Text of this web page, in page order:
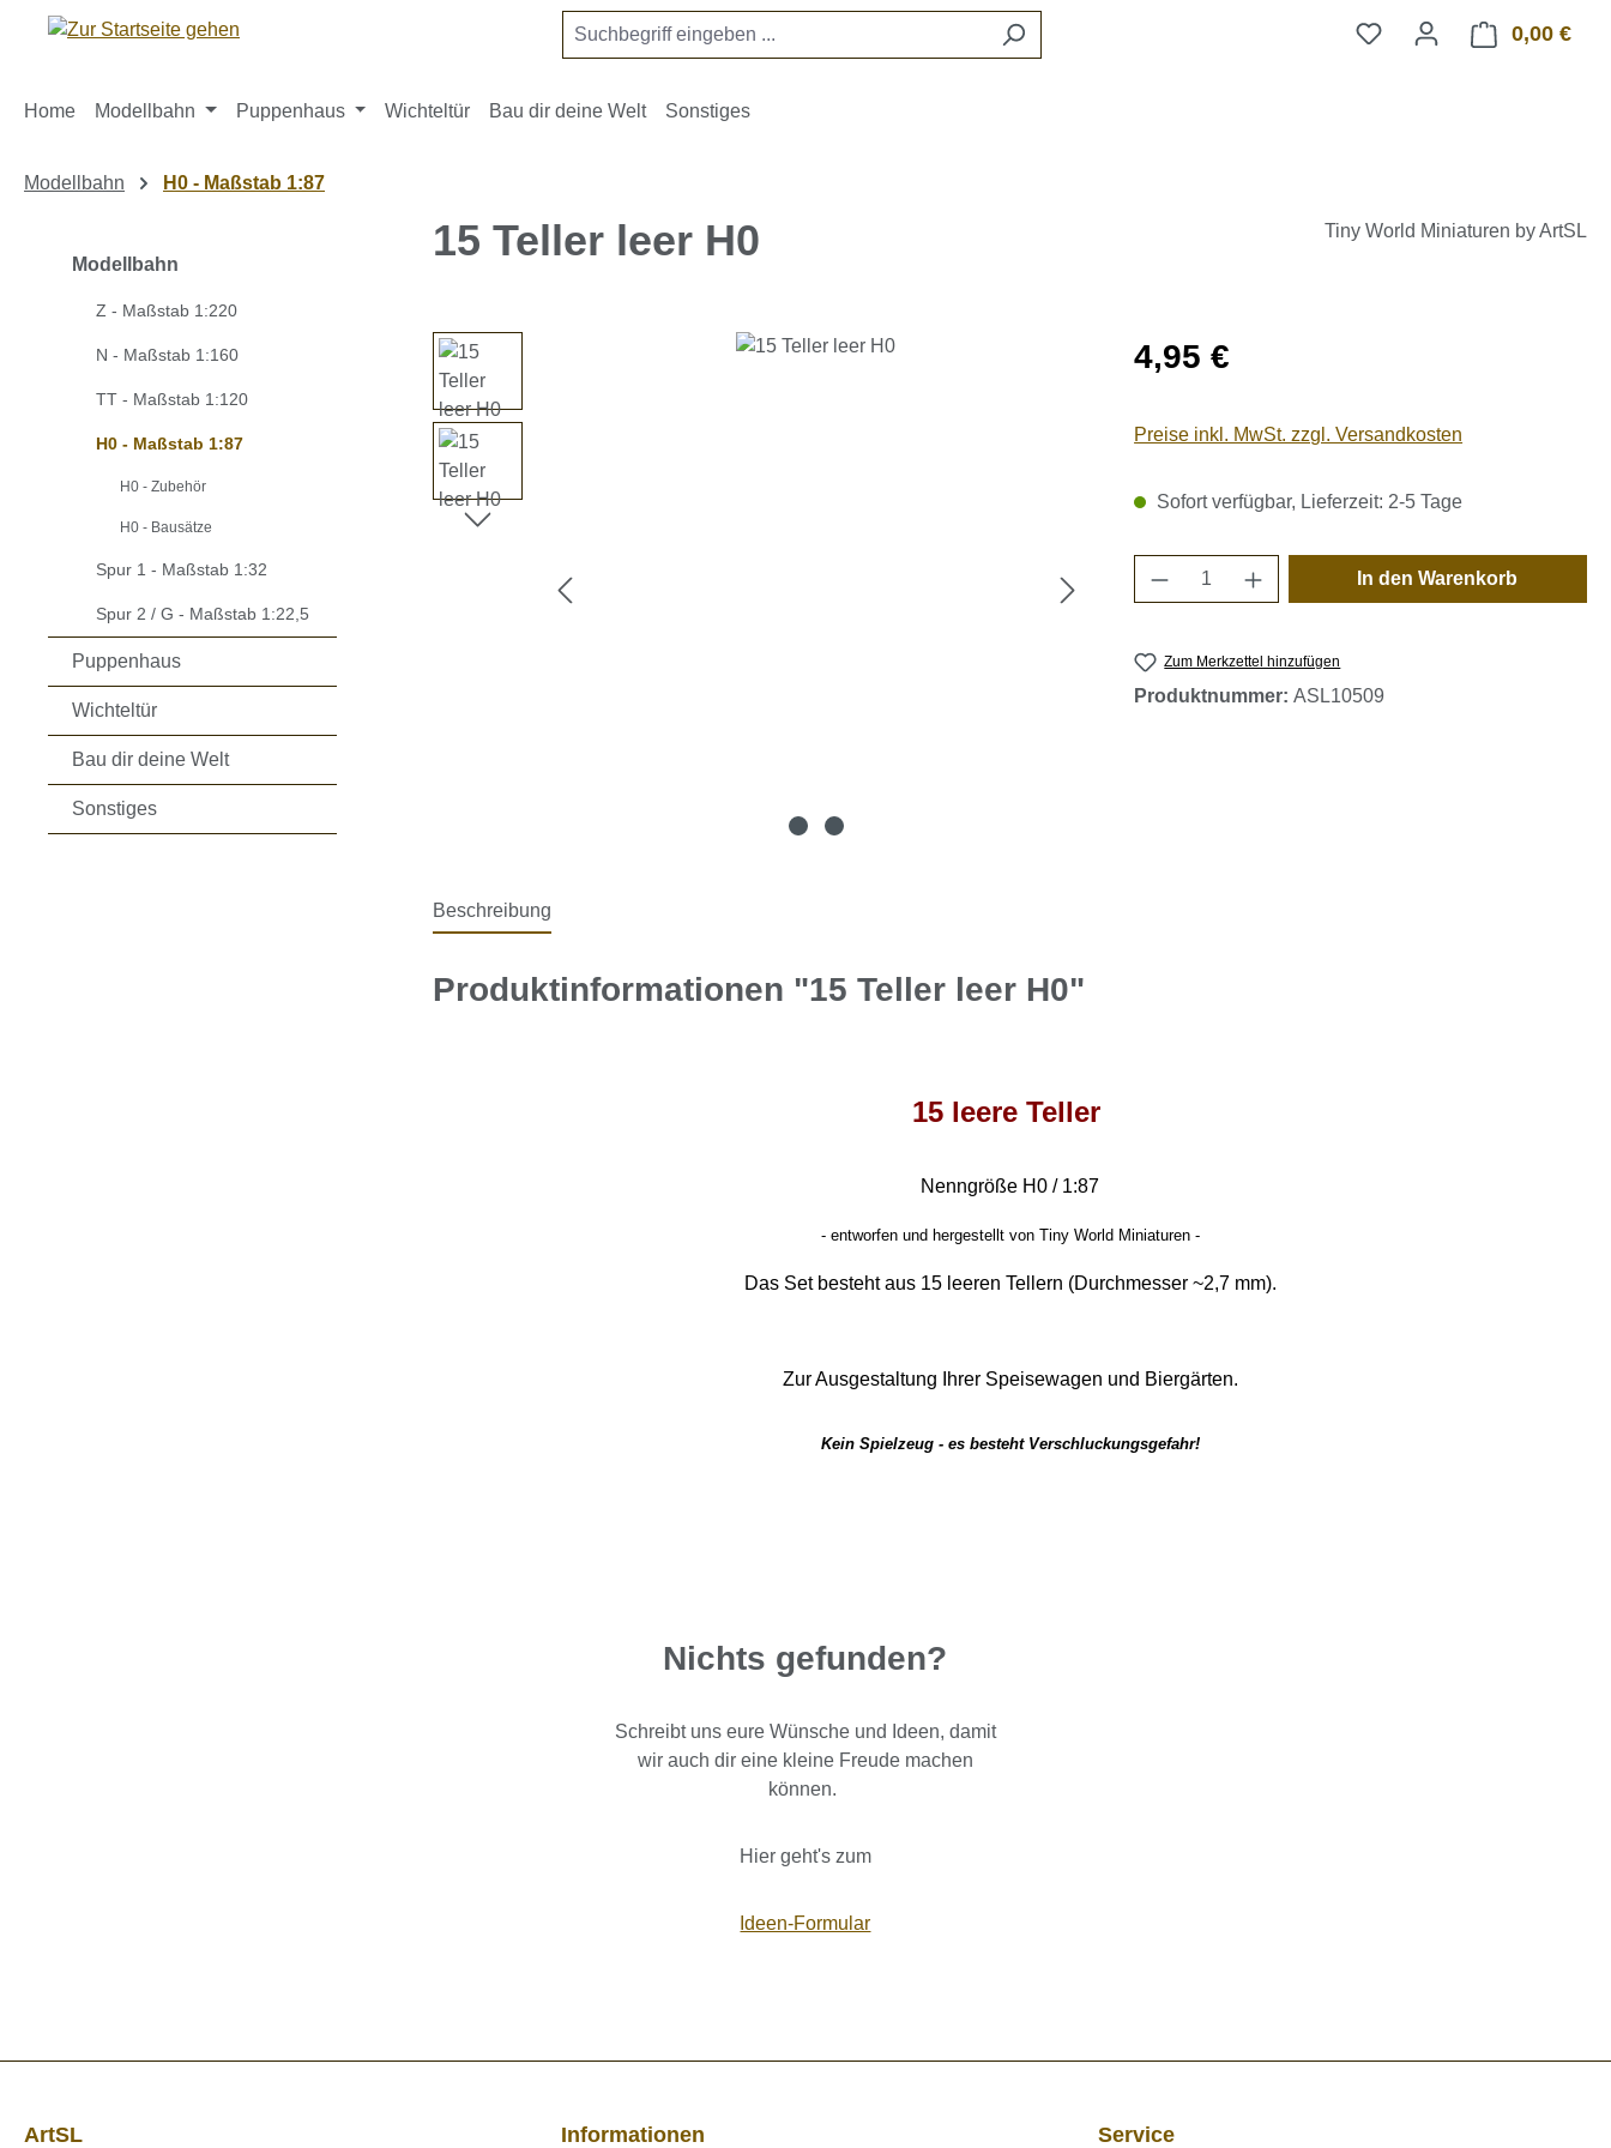
Hauptinhalt springen
Zur Suche springen
Zur Hauptnavigation springen 0,00 €
Home Modellbahn Puppenhaus Wichteltür Bau dir deine Welt Sonstiges
Modellbahn H0 - Maßstab 1:87
Modellbahn
Z - Maßstab 1:220
N - Maßstab 1:160
TT - Maßstab 1:120
H0 - Maßstab 1:87
H0 - Zubehör
H0 - Bausätze
Spur 1 - Maßstab 1:32
Spur 2 / G - Maßstab 1:22,5
Puppenhaus
Wichteltür
Bau dir deine Welt
Sonstiges
15 Teller leer H0 Tiny World Miniaturen by ArtSL
Bildergalerie überspringen Regulärer Preis:
4,95 €
Preise inkl. MwSt. zzgl. Versandkosten
Sofort verfügbar, Lieferzeit: 2-5 Tage
Produkt Anzahl: Gib den
In den Warenkorb
Zum Merkzettel hinzufügen
Produktnummer:ASL10509
Beschreibung
Produktinformationen "15 Teller leer H0"
15 leere Teller
Nenngröße H0 / 1:87
- entworfen und hergestellt von Tiny World Miniaturen -
Das Set besteht aus 15 leeren Tellern (Durchmesser ~2,7 mm).
Zur Ausgestaltung Ihrer Speisewagen und Biergärten.
Kein Spielzeug - es besteht Verschluckungsgefahr!
Nichts gefunden?
Schreibt uns eure Wünsche und Ideen, damit
wir auch dir eine kleine Freude machen
können.
Hier geht's zum
Ideen-Formular
ArtSL Informationen Service